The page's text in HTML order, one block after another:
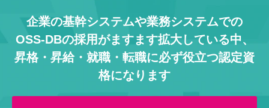
企業の基幹システムや業務システムでの
OSS-DBの採用がますます拡大している中、
昇格・昇給・就職・転職に必ず役立つ認定資
格になります